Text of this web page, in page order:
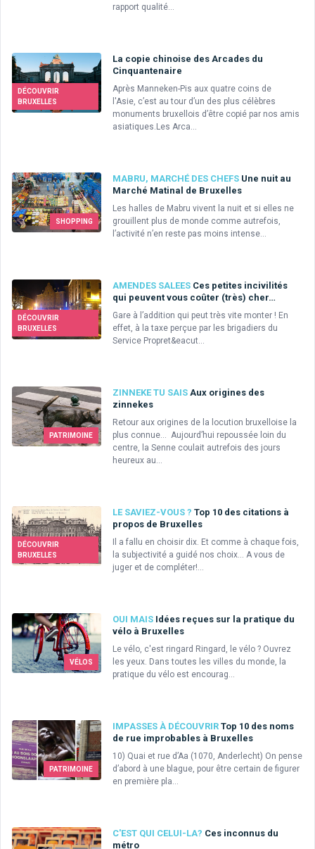
rapport qualité...
DÉCOUVRIR
BRUXELLES
La copie chinoise des Arcades du
Cinquantenaire
Après Manneken-Pis aux quatre coins de
l'Asie, c’est au tour d’un des plus célèbres
monuments bruxellois d’être copié par nos amis
asiatiques.Les Arca...
SHOPPING
MABRU, MARCHÉ DES CHEFS Une nuit au
Marché Matinal de Bruxelles
Les halles de Mabru vivent la nuit et si elles ne
grouillent plus de monde comme autrefois,
l’activité n’en reste pas moins intense...
DÉCOUVRIR
BRUXELLES
AMENDES SALEES Ces petites incivilités
qui peuvent vous coûter (très) cher…
Gare à l’addition qui peut très vite monter ! En
effet, à la taxe perçue par les brigadiers du
Service Propret&eacut...
PATRIMOINE
ZINNEKE TU SAIS Aux origines des
zinnekes
Retour aux origines de la locution bruxelloise la
plus connue… Aujourd’hui repoussée loin du
centre, la Senne coulait autrefois des jours
heureux au...
DÉCOUVRIR
BRUXELLES
LE SAVIEZ-VOUS ? Top 10 des citations à
propos de Bruxelles
Il a fallu en choisir dix. Et comme à chaque fois,
la subjectivité a guidé nos choix... A vous de
juger et de compléter!...
VÉLOS
OUI MAIS Idées reçues sur la pratique du
vélo à Bruxelles
Le vélo, c'est ringard Ringard, le vélo ? Ouvrez
les yeux. Dans toutes les villes du monde, la
pratique du vélo est encourag...
PATRIMOINE
IMPASSES À DÉCOUVRIR Top 10 des noms
de rue improbables à Bruxelles
10) Quai et rue d’Aa (1070, Anderlecht) On pense
d’abord à une blague, pour être certain de figurer
en première pla...
C'EST QUI CELUI-LA? Ces inconnus du
métro